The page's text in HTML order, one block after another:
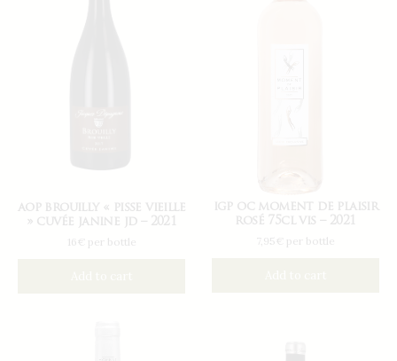
aop brouilly « pisse vieille
» cuvée janine jd – 2021
16€ per bottle
igp oc moment de plaisir
rosé 75cl vis – 2021
7,95€ per bottle